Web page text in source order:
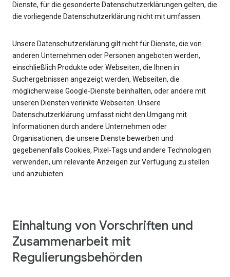
Dienste, für die gesonderte Datenschutzerklärungen gelten, die
die vorliegende Datenschutzerklärung nicht mit umfassen.
Unsere Datenschutzerklärung gilt nicht für Dienste, die von
anderen Unternehmen oder Personen angeboten werden,
einschließlich Produkte oder Webseiten, die Ihnen in
Suchergebnissen angezeigt werden, Webseiten, die
möglicherweise Google-Dienste beinhalten, oder andere mit
unseren Diensten verlinkte Webseiten. Unsere
Datenschutzerklärung umfasst nicht den Umgang mit
Informationen durch andere Unternehmen oder
Organisationen, die unsere Dienste bewerben und
gegebenenfalls Cookies, Pixel-Tags und andere Technologien
verwenden, um relevante Anzeigen zur Verfügung zu stellen
und anzubieten.
Einhaltung von Vorschriften und
Zusammenarbeit mit
Regulierungsbehörden